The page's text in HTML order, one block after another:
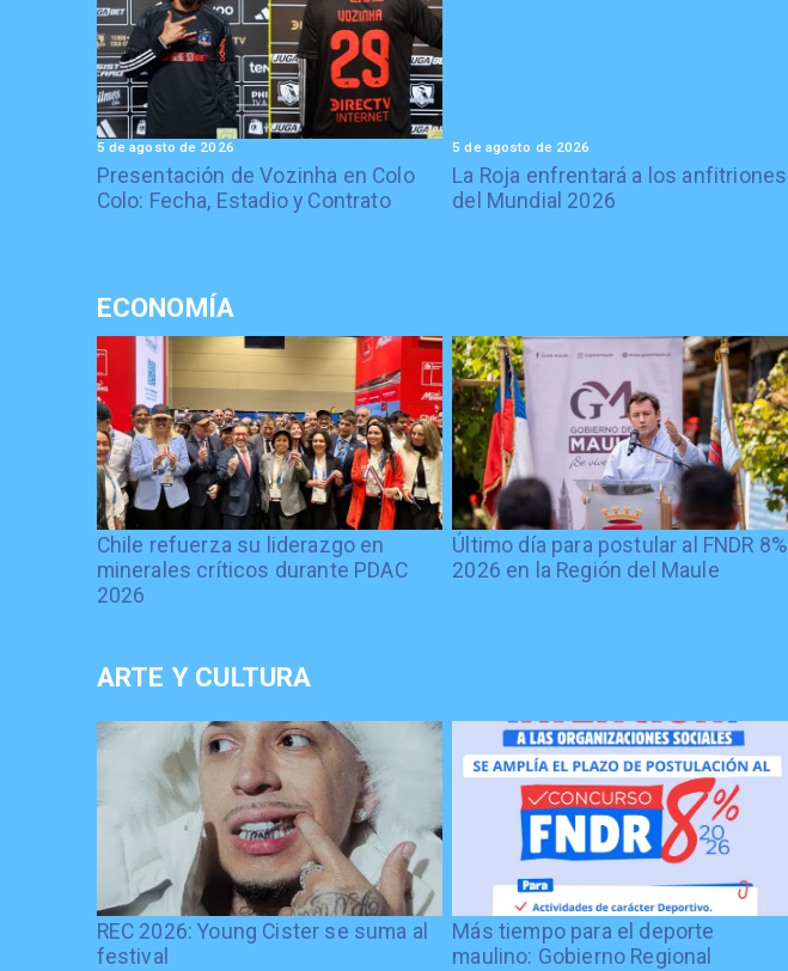
Presentación de Vozinha en Colo
Colo: Fecha, Estadio y Contrato
5 de agosto de 2026
La Roja enfrentará a los anfitriones
del Mundial 2026
5 de agosto de 2026
ECONOMÍA
Chile refuerza su liderazgo en
minerales críticos durante PDAC
2026
Último día para postular al FNDR 8%
2026 en la Región del Maule
ARTE Y CULTURA
REC 2026: Young Cister se suma al
festival
Más tiempo para el deporte
maulino: Gobierno Regional